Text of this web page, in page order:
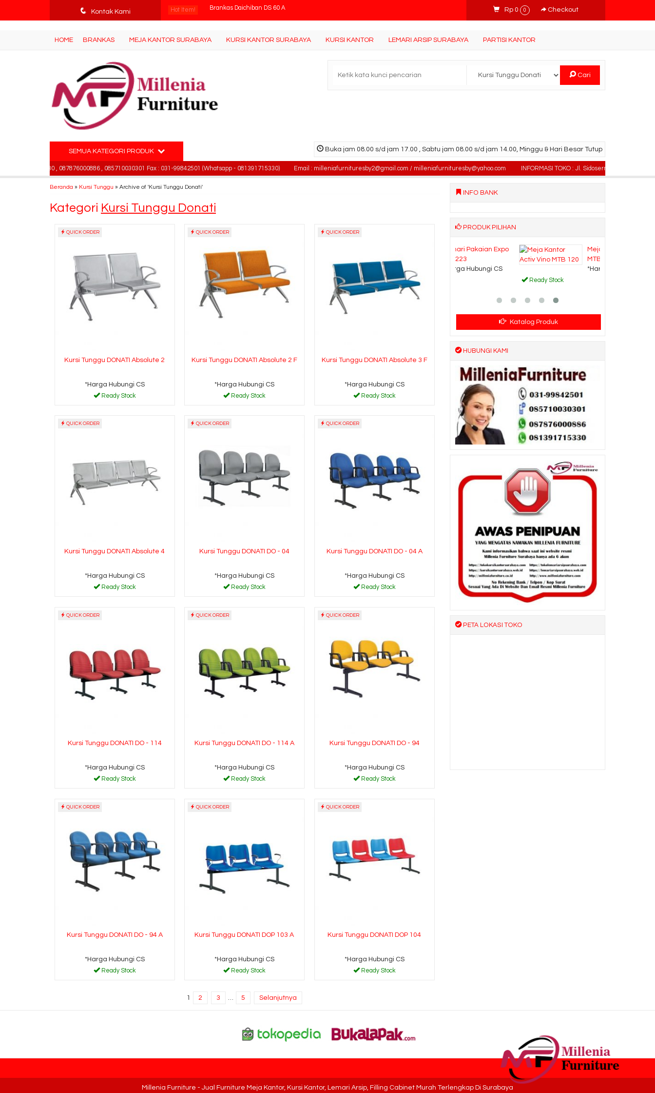
q Kontak Kami Hot Item! Partisi Kantor Indachi 1 L F
Meja Kantor High Point One OD 036
Rp 0 0 Checkout
HOME BRANKAS MEJA KANTOR SURABAYA KURSI KANTOR SURABAYA KURSI KANTOR LEMARI ARSIP SURABAYA PARTISI KANTOR
Cari
Buka jam 08.00 s/d jam 17.00 , Sabtu jam 08.00 s/d jam 14.00, Minggu & Hari Besar Tutup
SEMUA KATEGORI PRODUK
, 087876000886 , 085710030301 Fax : 031-99842501 (Whatsapp - 081391715330) Email : milleniafurnituresby2@gmail.com / milleniafurnituresby@yahoo.com INFORMASI TOKO : Jl. Sidosermo II / 76 (Ruko Graha
Beranda » Kursi Tunggu » Archive of 'Kursi Tunggu Donati'
Kategori Kursi Tunggu Donati
QUICK ORDER
Kursi Tunggu DONATI Absolute 2
*Harga Hubungi CS
Ready Stock
QUICK ORDER
Kursi Tunggu DONATI Absolute 2 F
*Harga Hubungi CS
Ready Stock
QUICK ORDER
Kursi Tunggu DONATI Absolute 3 F
*Harga Hubungi CS
Ready Stock
QUICK ORDER
Kursi Tunggu DONATI Absolute 4
*Harga Hubungi CS
Ready Stock
QUICK ORDER
Kursi Tunggu DONATI DO - 04
*Harga Hubungi CS
Ready Stock
QUICK ORDER
Kursi Tunggu DONATI DO - 04 A
*Harga Hubungi CS
Ready Stock
QUICK ORDER
Kursi Tunggu DONATI DO - 114
*Harga Hubungi CS
Ready Stock
QUICK ORDER
Kursi Tunggu DONATI DO - 114 A
*Harga Hubungi CS
Ready Stock
QUICK ORDER
Kursi Tunggu DONATI DO - 94
*Harga Hubungi CS
Ready Stock
QUICK ORDER
Kursi Tunggu DONATI DO - 94 A
*Harga Hubungi CS
Ready Stock
QUICK ORDER
Kursi Tunggu DONATI DOP 103 A
*Harga Hubungi CS
Ready Stock
QUICK ORDER
Kursi Tunggu DONATI DOP 104
*Harga Hubungi CS
Ready Stock
1 2 3 5 Selanjutnya
INFO BANK
PRODUK PILIHAN
120×240 (2 ....
*Harga Hubungi CS
Ready Stock
Kursi Kantor SAVELLO
Citrus GT....
*Harga Hubungi CS
Ready Stock
LP 1223
*Harga Hubungi CS
Ready Stock
Meja Kantor Activ Vino
MTB 120
Katalog Produk
HUBUNGI KAMI
PETA LOKASI TOKO
Millenia Furniture - Jual Furniture Meja Kantor, Kursi Kantor, Lemari Arsip, Filling Cabinet Murah Terlengkap Di Surabaya